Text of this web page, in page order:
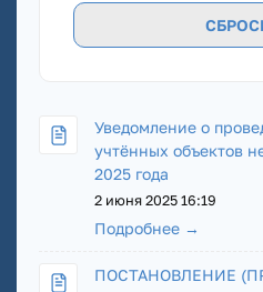
Уведомление о
учтённых объектов
2025 года
2 июня 2025 16:19
Подробнее →
ПОСТАНОВЛЕНИЕ